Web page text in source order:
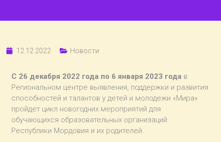
12.12.2022 Новости
С 26 декабря 2022 года по 6 января 2023 года в
Региональном центре выявления, поддержки и развития
способностей и талантов у детей и молодежи «Мира»
пройдет цикл новогодних мероприятий для
обучающихся образовательных организаций
Республики Мордовия и их родителей.